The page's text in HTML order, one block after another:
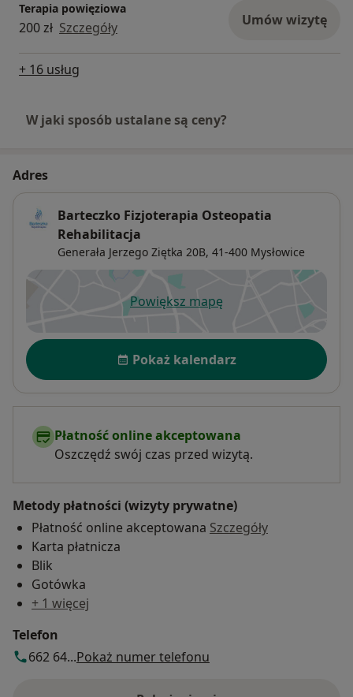
Terapia powięziowa
200 zł Szczegóły Umów wizytę
+ 16 usług
W jaki sposób ustalane są ceny?
Adres
Barteczko Fizjoterapia Osteopatia
Rehabilitacja
Generała Jerzego Ziętka 20B, 41-400 Mysłowice
Powiększ mapęotwiera się w nowej karcie
Dostępność
Pokaż kalendarz
Płatność online akceptowana
Oszczędź swój czas przed wizytą.
Metody płatności (wizyty prywatne)
Płatność online akceptowana Szczegóły
Karta płatnicza
Blik
Gotówka
+ 1 więcej
Telefon
662 64...Pokaż numer telefonu